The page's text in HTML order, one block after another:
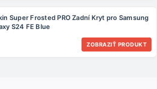
ČLÁNKY
KONTAKT
Super Frosted PRO Zadní Kryt pro Samsung
S24 FE Blue
ZOBRAZIŤ PRODUKT